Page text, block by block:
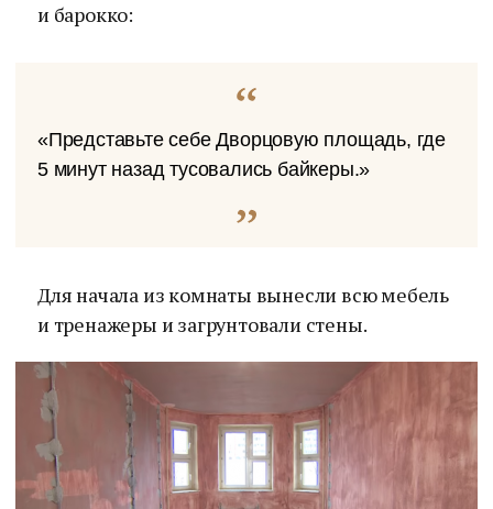
и барокко:
«Представьте себе Дворцовую площадь, где
5 минут назад тусовались байкеры.»
Для начала из комнаты вынесли всю мебель
и тренажеры и загрунтовали стены.